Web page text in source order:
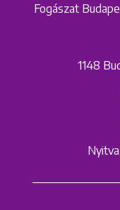
Fogászat
1148